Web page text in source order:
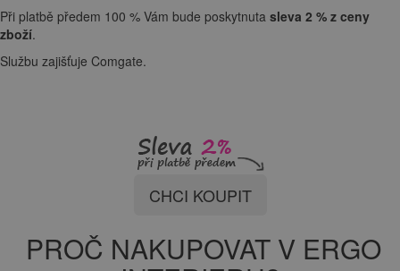
Při platbě předem 100 % Vám bude poskytnuta sleva 2 % z ceny
zboží.
Službu zajišťuje Comgate.
CHCI KOUPIT
PROČ NAKUPOVAT V ERGO